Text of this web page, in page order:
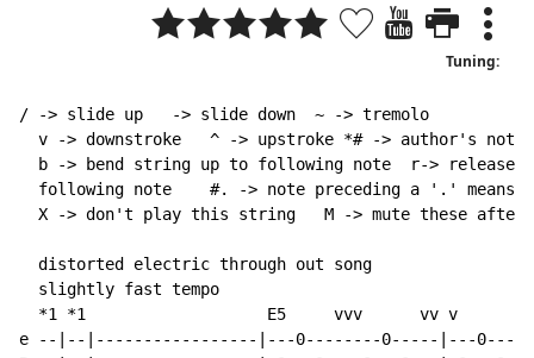
Tuning:
/ -> slide up   -> slide down ~ -> tremolo
  v -> downstroke   ^ -> upstroke *# -> author's note
b -> bend string up to following note  r-> release
following note    #. -> note preceding a '.' means
X -> don't play this string   M -> mute these after
  distorted electric through out song
  slightly fast tempo
*1 *1                   E5     vvv      vv v
e --|--|-----------------|---0--------0-----|---